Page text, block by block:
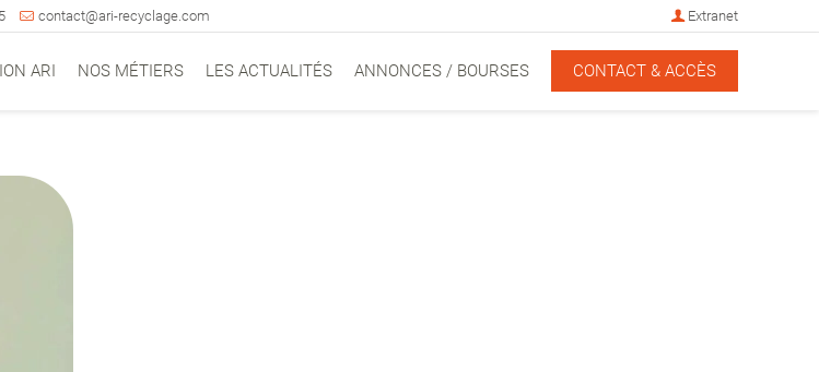
contact@ari-recyclage.com Extranet
ARI NOS MÉTIERS LES ACTUALITÉS ANNONCES / BOURSES CONTACT & ACCÈS